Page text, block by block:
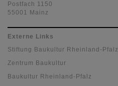
Postfach 1150
55001 Mainz
Externe Links
Stiftung Baukultur Rheinland-Pfalz
Zentrum Baukultur
Baukultur Rheinland-Pfalz